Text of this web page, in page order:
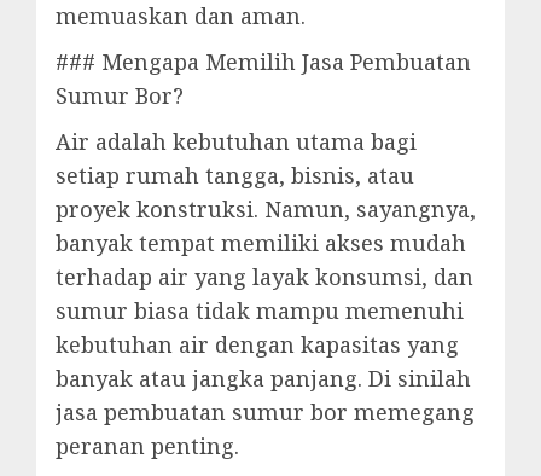
memuaskan dan aman.
### Mengapa Memilih Jasa Pembuatan
Sumur Bor?
Air adalah kebutuhan utama bagi
setiap rumah tangga, bisnis, atau
proyek konstruksi. Namun, sayangnya,
banyak tempat memiliki akses mudah
terhadap air yang layak konsumsi, dan
sumur biasa tidak mampu memenuhi
kebutuhan air dengan kapasitas yang
banyak atau jangka panjang. Di sinilah
jasa pembuatan sumur bor memegang
peranan penting.